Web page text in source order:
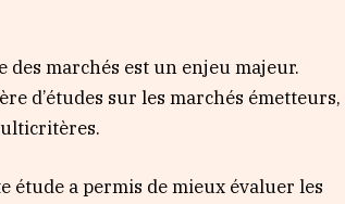
des marchés est un enjeu majeur.
d’études sur les marchés émetteurs,
étude a permis de mieux évaluer les